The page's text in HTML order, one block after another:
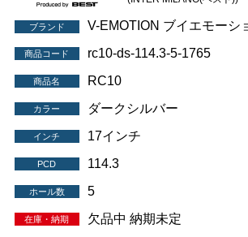
ブランド V-EMOTION ブイエモーシ
商品コード rc10-ds-114.3-5-1765
商品名 RC10
カラー ダークシルバー
インチ 17インチ
PCD 114.3
ホール数 5
在庫・納期 欠品中 納期未定